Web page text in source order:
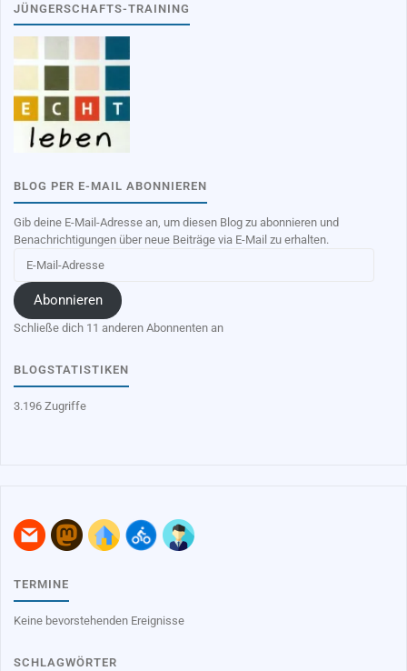
JÜNGERSCHAFTS-TRAINING
BLOG PER E-MAIL ABONNIEREN
Gib deine E-Mail-Adresse an, um diesen Blog zu abonnieren und
Benachrichtigungen über neue Beiträge via E-Mail zu erhalten.
Mail-
Adresse
Abonnieren
Schließe dich 11 anderen Abonnenten an
BLOGSTATISTIKEN
3.196 Zugriffe
TERMINE
Keine bevorstehenden Ereignisse
SCHLAGWÖRTER